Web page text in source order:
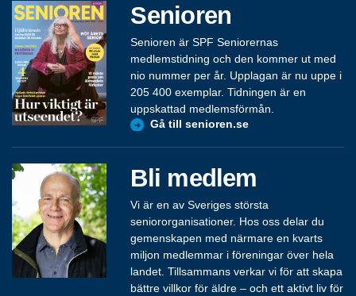
Senioren
Senioren är SPF Seniorernas
medlemstidning och den kommer ut med
nio nummer per år. Upplagan är nu uppe i
205 400 exemplar. Tidningen är en
uppskattad medlemsförmån.
Gå till senioren.se
Bli medlem
Vi är en av Sveriges största
seniororganisationer. Hos oss delar du
gemenskapen med närmare en kvarts
miljon medlemmar i föreningar över hela
landet. Tillsammans verkar vi för att skapa
bättre villkor för äldre – och ett aktivt liv för